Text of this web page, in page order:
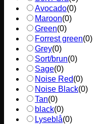
Avocado(0)
Maroon(0)
Green(0)
Forrest green(0)
Grey(0)
Sort/brun(0)
Sage(0)
Noise Red(0)
Noise Black(0)
Tan(0)
black(0)
Lyseblå(0)